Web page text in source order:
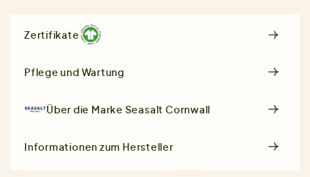
Zertifikate
Pflege und Wartung
Über die Marke Seasalt Cornwall
Informationen zum Hersteller